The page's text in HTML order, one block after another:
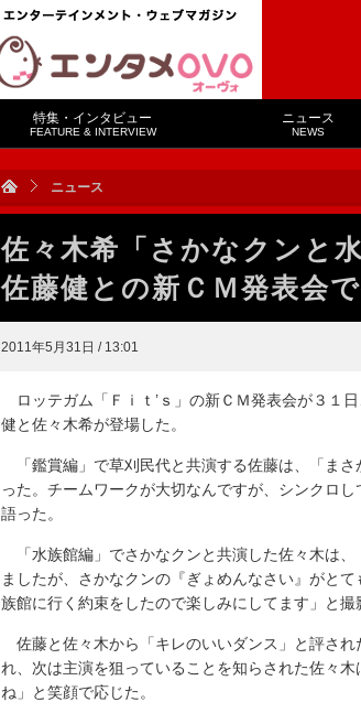
特集・インタビュー
FEATURE & INTERVIEW
ニュース
NEWS
ニュース
佐々木希「さかなクンと
佐藤健との新ＣＭ発表会
2011年5月31日 / 13:01
ロッテガム「Ｆｉｔ’ｓ」の新ＣＭ発表会が３１
健と佐々木希が登場した。
「鑑賞編」で草刈民代と共演する佐藤は、「ま
った。チームワークが大切なんですが、シンクロ
語った。
「水族館編」でさかなクンと共演した佐々木は
ましたが、さかなクンの『ぎょめんなさい』がと
族館に行く約束をしたので楽しみにしてます」と撮
佐藤と佐々木から「キレのいいダンス」と評さ
れ、次は主演を狙っていることを知らされた佐々
ね」と笑顔で応じた。